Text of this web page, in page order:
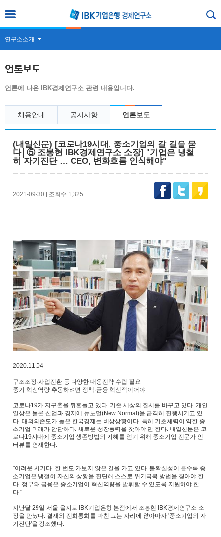
연구소소개
언론보도
언론에 나온 IBK경제연구소 관련 내용입니다.
채용안내 공지사항 언론보도
(내일신문) [코로나19시대, 중소기업의 갈 길을 묻
다│⑤ 조봉현 IBK경제연구소 소장] "기업은 냉철
히 자기진단 … CEO, 변화흐름 인식해야"
2021-09-30 | 조회수 1,325
2020.11.04
구조조정·사업전환 등 다양한 대응전략 수립 필요
중기 혁신역량 추동하려면 정책·금융 혁신적이어야
코로나19가 지구촌을 뒤흔들고 있다. 기존 세상의 질서를 바꾸고 있다. 개인
일상은 물론 산업과 경제에 뉴노멀(New Normal)을 급격히 진행시키고 있
다. 대외의존도가 높은 한국경제는 비상상황이다. 특히 기초체력이 약한 중
소기업 미래가 암담하다. 새로운 성장동력을 찾아야 만 한다. 내일신문은 코
로나19시대에 중소기업 생존방법의 지혜를 얻기 위해 중소기업 전문가 인
터뷰를 연재한다.
"어려운 시기다. 한 번도 가보지 않은 길을 가고 있다. 불확실성이 클수록 중
소기업은 냉철히 자신의 상황을 진단해 스스로 위기극복 방법을 찾아야 한
다. 정부와 금융은 중소기업이 혁신역량을 발휘할 수 있도록 지원해야 한
다."
지난달 29일 서울 을지로 IBK기업은행 본점에서 조봉현 IBK경제연구소 소
장을 만났다. 결재와 전화통화를 마친 그는 자리에 앉아마자 '중소기업의 자
기진단'을 강조했다.